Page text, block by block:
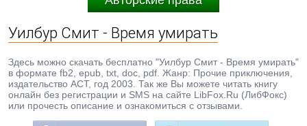
Уилбур Смит - Время умирать
Здесь можно скачать бесплатно "Уилбур Смит - Время умирать"
в формате fb2, epub, txt, doc, pdf. Жанр: Прочие приключения,
издательство АСТ, год 2003. Так же Вы можете читать книгу
онлайн без регистрации и SMS на сайте LibFox.Ru (ЛибФокс)
или прочесть описание и ознакомиться с отзывами.